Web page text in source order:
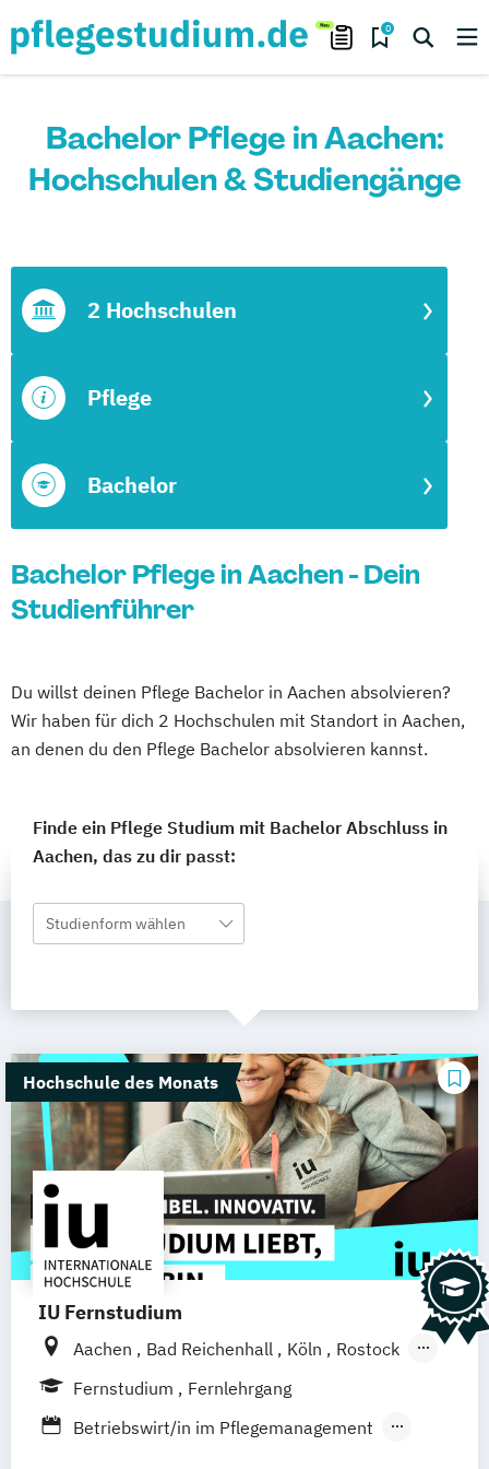
0
Bachelor Pflege in Aachen:
Hochschulen & Studiengänge
Bachelor
Pflege
2 Hochschulen
Bachelor Pflege in Aachen - Dein
Studienführer
Du willst deinen Pflege Bachelor in Aachen absolvieren?
Wir haben für dich 2 Hochschulen mit Standort in Aachen,
an denen du den Pflege Bachelor absolvieren kannst.
Finde ein Pflege Studium mit Bachelor Abschluss in
Aachen, das zu dir passt:
Studienform wählen
Hochschule des Monats
IU Fernstudium
Aachen Bad Reichenhall Köln
Rostock
Freiburg
Frankfurt am Main
Deggendorf Karlsruhe Kassel
Fernstudium
Fernlehrgang
Betriebswirt/in im Pflegemanagement